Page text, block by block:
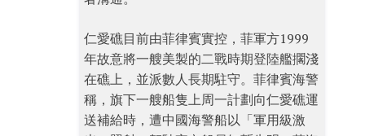
仁愛礁目前由菲律賓實控，菲軍方1999
年故意將一艘美製的二戰時期登陸艦擱淺
在礁上，並派數人長期駐守。菲律賓海警
稱，旗下一艘船隻上周一計劃向仁愛礁運
送補給時，遭中國海警船以「軍用級激